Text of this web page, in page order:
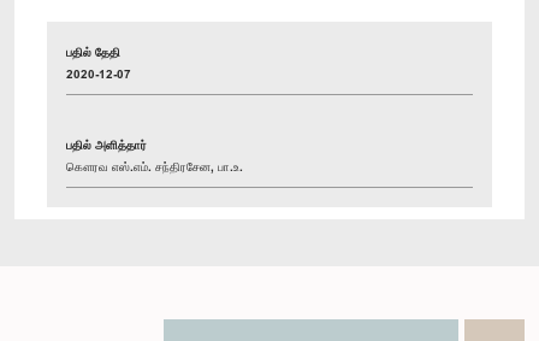
பதில் தேதி
2020-12-07
பதில் அளித்தார்
கௌரவ எஸ்.எம். சந்திரசேன, பா.உ.